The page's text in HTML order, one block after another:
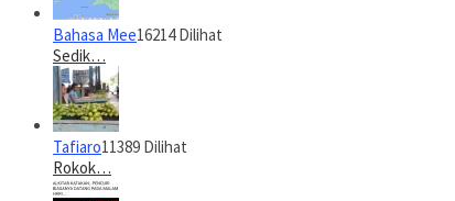
Bahasa Mee16214 Dilihat
Sedik…
Tafiaro11389 Dilihat
Rokok…